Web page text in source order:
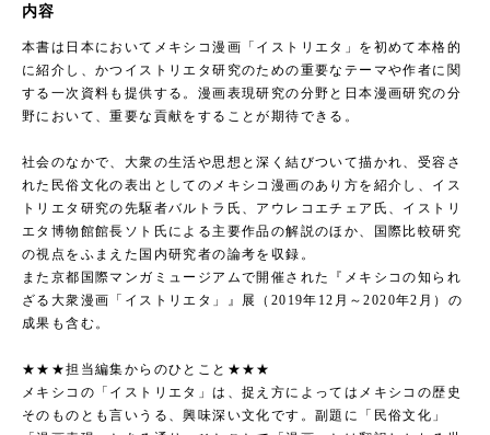
内容
本書は日本においてメキシコ漫画「イストリエタ」を初めて本格的
に紹介し、かつイストリエタ研究のための重要なテーマや作者に関
する一次資料も提供する。漫画表現研究の分野と日本漫画研究の分
野において、重要な貢献をすることが期待できる。
社会のなかで、大衆の生活や思想と深く結びついて描かれ、受容さ
れた民俗文化の表出としてのメキシコ漫画のあり方を紹介し、イス
トリエタ研究の先駆者バルトラ氏、アウレコエチェア氏、イストリ
エタ博物館館長ソト氏による主要作品の解説のほか、国際比較研究
の視点をふまえた国内研究者の論考を収録。
また京都国際マンガミュージアムで開催された『メキシコの知られ
ざる大衆漫画「イストリエタ」』展（2019年12月～2020年2月）の
成果も含む。
★★★担当編集からのひとこと★★★
メキシコの「イストリエタ」は、捉え方によってはメキシコの歴史
そのものとも言いうる、興味深い文化です。副題に「民俗文化」